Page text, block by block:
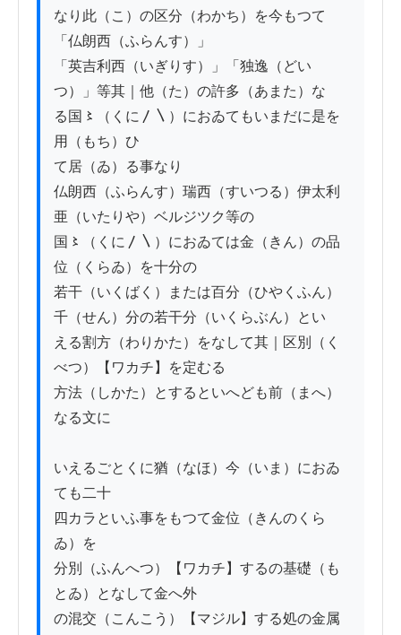
なり此（こ）の区分（わかち）を今もつて
「仏朗西（ふらんす）」
「英吉利西（いぎりす）」「独逸（どい
つ）」等其｜他（た）の許多（あまた）な
る国〻（くに〳〵）におゐてもいまだに是を
用（もち）ひ
て居（ゐ）る事なり
仏朗西（ふらんす）瑞西（すいつる）伊太利
亜（いたりや）ベルジツク等の
国〻（くに〳〵）におゐては金（きん）の品
位（くらゐ）を十分の
若干（いくばく）または百分（ひやくふん）
千（せん）分の若干分（いくらぶん）とい
える割方（わりかた）をなして其｜区別（く
べつ）【ワカチ】を定むる
方法（しかた）とするといへども前（まへ）
なる文に
いえるごとくに猶（なほ）今（いま）におゐ
ても二十
四カラといふ事をもつて金位（きんのくら
ゐ）を
分別（ふんへつ）【ワカチ】するの基礎（も
とゐ）となして金へ外
の混交（こんこう）【マジル】する処の金属